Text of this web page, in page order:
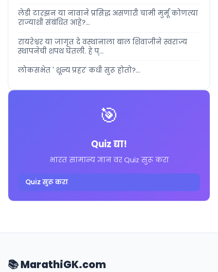
लेडी टारझन या नावाने प्रसिद्ध असणारी चामी मुर्मू कोणत्या
राज्याशी संबंधित आहे?...
रायरेश्वर या जागृत दे वस्थानाला बाल शिवाजीने स्वराज्य
स्थापनेची शपथ घेतली. हे प्...
लोकसभेत ' शून्य प्रहर' कधी सुरू होतो?...
🎯
Quiz द्या!
भारत सामान्य ज्ञान वर Quiz सुरू करा
Quiz सुरू करा
📚 MarathiGK.com